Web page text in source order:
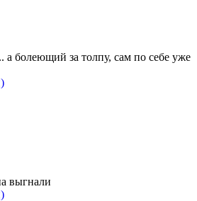
а болеющий за толпу, сам по себе уже
выгнали